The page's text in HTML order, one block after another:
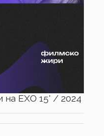
на ЕХО 15' / 2024